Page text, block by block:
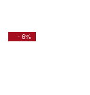
- 6%